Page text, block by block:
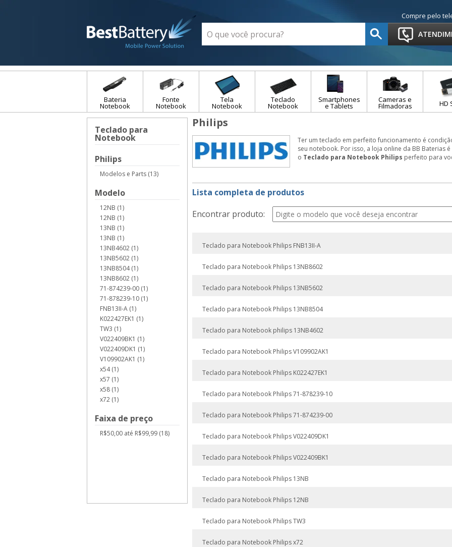
Compre pelo
Bateria
Notebook
Fonte
Notebook
Tela
Notebook
Teclado
Notebook
Smartphones
e Tablets
Cameras e
Filmadoras HD
Teclado para
Notebook
Philips
Modelos e Parts (13)
Modelo
12NB (1)
12NB (1)
13NB (1)
13NB (1)
13NB4602 (1)
13NB5602 (1)
13NB8504 (1)
13NB8602 (1)
71-874239-00 (1)
71-878239-10 (1)
FNB13II-A (1)
K022427EK1 (1)
TW3 (1)
V022409BK1 (1)
V022409DK1 (1)
V109902AK1 (1)
x54 (1)
x57 (1)
x58 (1)
x72 (1)
Faixa de preço
R$50,00 até R$99,99 (18)
Philips
Ter um teclado em perfeito funcionamento é
seu notebook. Por isso, a loja online da BB Baterias
o Teclado para Notebook Philips perfeito para
Lista completa de produtos
Encontrar produto:
Teclado para Notebook Philips FNB13II-A
Teclado para Notebook Philips 13NB8602
Teclado para Notebook Philips 13NB5602
Teclado para Notebook Philips 13NB8504
Teclado para Notebook philips 13NB4602
Teclado para Notebook Philips V109902AK1
Teclado para Notebook Philips K022427EK1
Teclado para Notebook Philips 71-878239-10
Teclado para Notebook Philips 71-874239-00
Teclado para Notebook Philips V022409DK1
Teclado para Notebook Philips V022409BK1
Teclado para Notebook Philips 13NB
Teclado para Notebook Philips 12NB
Teclado para Notebook Philips TW3
Teclado para Notebook Philips x72